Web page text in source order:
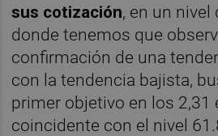
sus cotización, en un nivel
donde tenemos que
confirmación de una
con la tendencia bajista,
primer objetivo en los 2,31
coincidente con el nivel